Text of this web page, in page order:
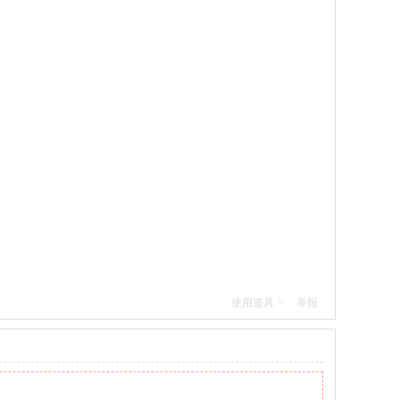
使用道具 举报